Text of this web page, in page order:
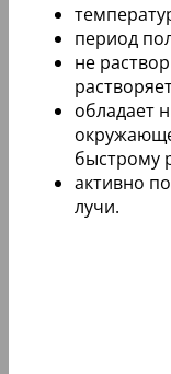
период
не
обладает
быстрому
активно
лучи.